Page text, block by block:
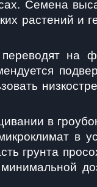
Семена
растений и
в
в
грунта